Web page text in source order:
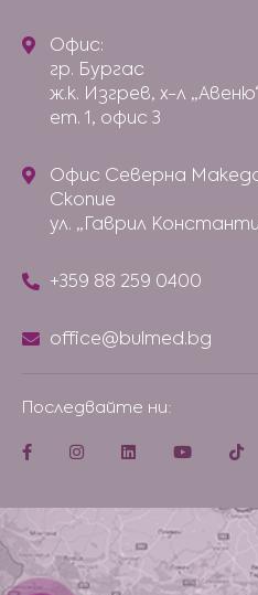
Офис:
гр. Бургас
ж.к. Изгрев, х-л
ет. 1, офис 3
Офис Северна
Скопие
ул. „Гаврил
+359 88 259 0400
office@bulmed.bg
Последвайте ни: